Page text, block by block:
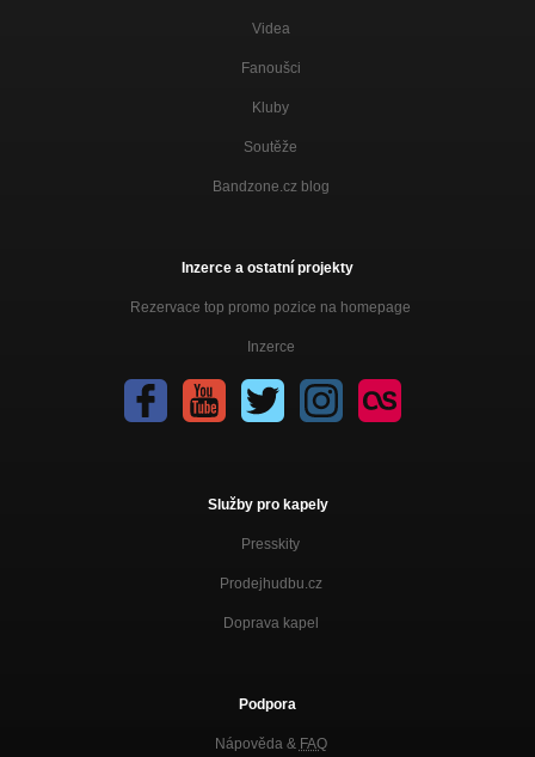
Videa
Fanoušci
Kluby
Soutěže
Bandzone.cz blog
Inzerce a ostatní projekty
Rezervace top promo pozice na homepage
Inzerce
Služby pro kapely
Presskity
Prodejhudbu.cz
Doprava kapel
Podpora
Nápověda & FAQ